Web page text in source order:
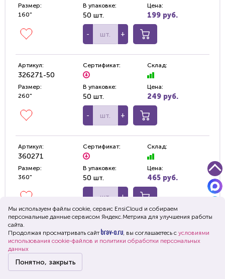
Главная Каталог
Размер:
160"
В упаковке:
50 шт.
Цена:
199 руб.
- +
Артикул:
326271-50
Сертификат: Склад:
Размер:
260"
В упаковке:
50 шт.
Цена:
249 руб.
- +
Артикул:
360271
Сертификат: Склад:
Размер:
360"
В упаковке:
50 шт.
Цена:
465 руб.
- +
Мы используем файлы cookie, сервис EnsiСloud и собираем
персональные данные сервисом Яндекс.Метрика для улучшения работы
сайта.
Продолжая просматривать сайт
, вы соглашаетесь с условиями
использования cookie-файлов и политики обработки персональных
данных
Понятно, закрыть